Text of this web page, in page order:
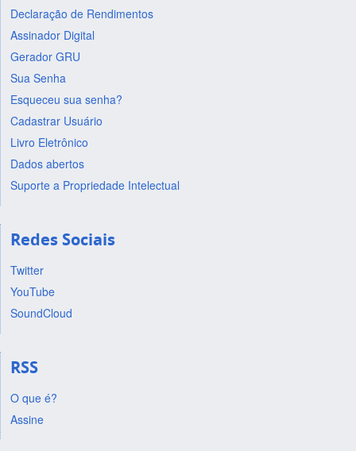
Declaração de Rendimentos
Assinador Digital
Gerador GRU
Sua Senha
Esqueceu sua senha?
Cadastrar Usuário
Livro Eletrônico
Dados abertos
Suporte a Propriedade Intelectual
Redes Sociais
Twitter
YouTube
SoundCloud
RSS
O que é?
Assine